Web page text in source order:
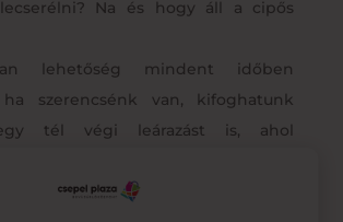
Na és hogy áll a cipős
lehetőség mindent időben
ha szerencsénk van, kifoghatunk
tél végi leárazást is, ahol
az üzletközpontunkban? Remek